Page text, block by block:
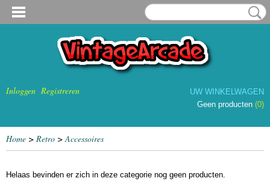
Inloggen Registreren
UW WINKELWAGEN
Geen producten (0)
Home > Retro >Accessoires
Helaas bevinden er zich in deze categorie nog geen producten.